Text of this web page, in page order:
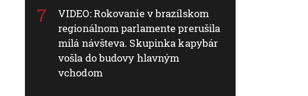
VIDEO: Rokovanie v brazílskom
regionálnom parlamente prerušila
milá návšteva. Skupinka kapybár
vošla do budovy hlavným
vchodom